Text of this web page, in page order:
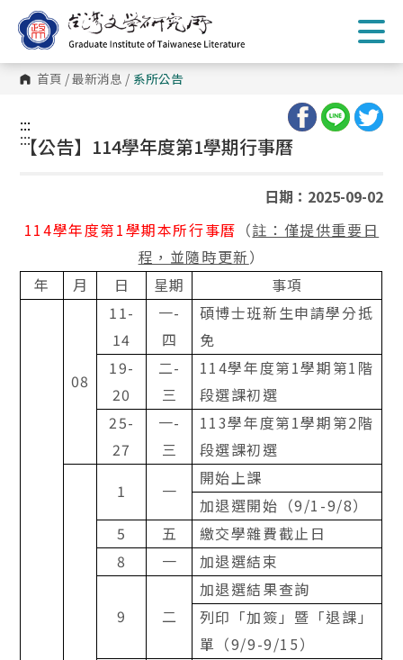
到
主
內
容 首頁 /最新消息 / 系所公告
:::
:::
【公告】114學年度第1學期行事曆
日期：2025-09-02
114學年度第1學期本所行事曆 （註：僅提供重要日
程，並隨時更新 ）
年
月 日 星期 事項
08
11-
14
一-
四
碩博士班新生申請學分抵
免
19-
20
二-
三
114學年度第1學期第1 階
段選課初選
25-
27
一-
三
113學年度第1學期第2階
段選課初選
1 一
開始上課
加退選開始（9/1-9/8）
5
五
繳交學雜費截止日
8
一 加退選結束
9 二
加退選結果查詢
列印「加簽」暨「退課」
單（9/9-9/15）